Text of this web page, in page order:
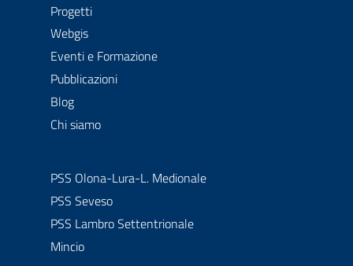
Progetti
Webgis
Eventi e Formazione
Pubblicazioni
Blog
Chi siamo
PSS Olona-Lura-L. Medionale
PSS Seveso
PSS Lambro Settentrionale
Mincio